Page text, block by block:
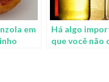
em
Há algo
que você não